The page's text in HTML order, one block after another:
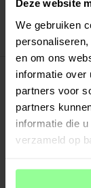
Deze website
We gebruiken
en om ons
informatie over
partners voor
partners
informatie die
verzameld op
Art number: 50852
Bescherm je Apple
dunne en slimme
voor briefgeld aan
flexibele houder
- Plek voor pasjes en
- Viewingfunctie om